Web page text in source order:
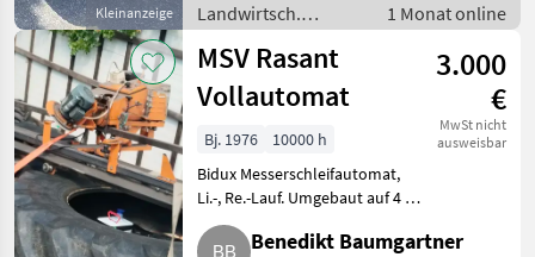
Kleinanzeige
Landwirtsch.
Motorfahrzeuge /
Zweiachsmäher
1 Monat online
MSV Rasant
Vollautomat
3.000
€
MwSt nicht
ausweisbar
Bj. 1976
10000 h
Bidux Messerschleifautomat,
Li.-, Re.-Lauf. Umgebaut auf 4 m.
Für Ibexx, Brielmeier, Jet 3 usw.
eingestellt. Landwirtsch.
Benedikt Baumgartner